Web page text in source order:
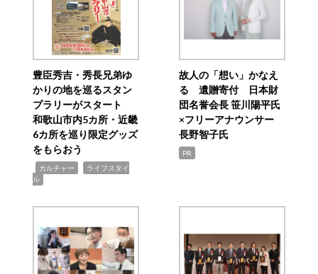
豊臣秀吉・秀長兄弟ゆ
かりの地を巡るスタン
プラリーがスタート
和歌山市内5カ所・近畿
6カ所を巡り限定グッズ
をもらおう
カルチャー
ライフスタイ
ル
故人の「想い」かなえ
る 遺贈寄付 日本財
団名誉会長 笹川陽平氏
×フリーアナウンサー
長野智子氏
PR